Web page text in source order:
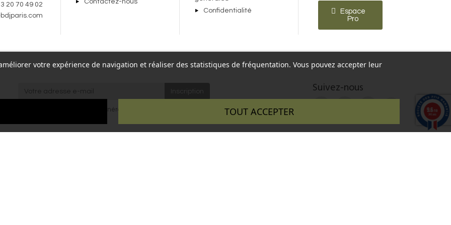
3 20 70 49 02
Contactez-nous
Confidentialité
Espace
Pro
votre expérience de navigation et réaliser des statistiques de fréquentation. Vous pouvez accepter leur
TOUT ACCEPTER
conditions générales
Suivez-nous
9.6 /10
346 avis